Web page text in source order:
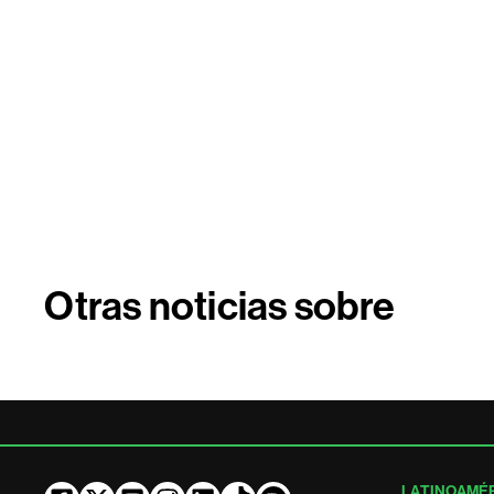
Otras noticias sobre